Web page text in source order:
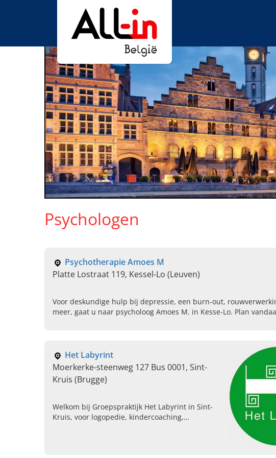
Psychologen
Psychotherapie Amoes M
Platte Lostraat 119, Kessel-Lo (Leuven)
Voor deskundige hulp bij depressie, een burn-out,
meer, gaat u naar psycholoog Amoes M. in Kesse-Lo. Plan
Het Labyrint
Moerkerke-steenweg 127 Bus 0001, Sint-
Kruis (Brugge)
Welkom bij Groepspraktijk Het Labyrint in Sint-
Kruis, voor logopedie, kindercoaching,